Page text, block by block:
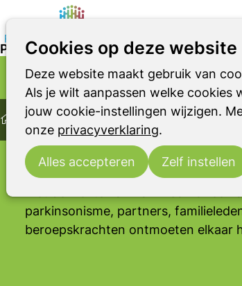
Cookies op deze website
Deze website maakt gebruik van
Als je wilt aanpassen welke cookies
jouw cookie-instellingen wijzigen.
onze privacyverklaring.
Alles accepteren Zelf instellen
Home
Parkinson
Ontmoeting Parkinson Cafés
Parkinson Café Doetinchem
PARKINSON CAFÉ
Doetinchem
Vanaf 2 april 2014 heeft de regio
Café. Een plek waar je eens in de
delen, kennis kunt uitwisselen en
parkinsonisme, partners,
beroepskrachten ontmoeten elkaar